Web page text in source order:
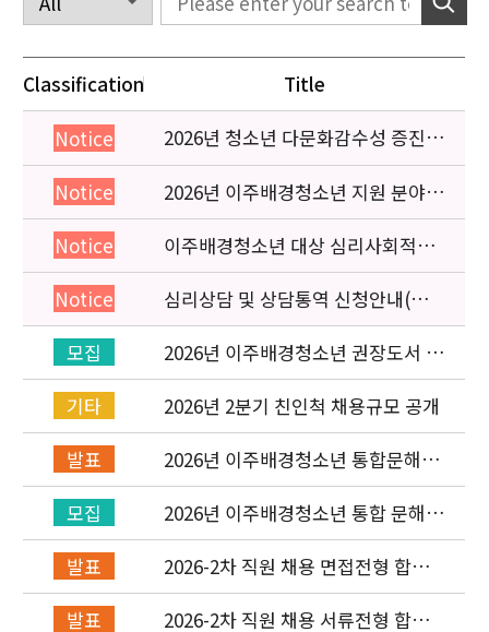
Classification Title
Notice
2026년 청소년 다문화감수성 증진
프로그램 「다가감」신청기관 안내
Notice
2026년 이주배경청소년 지원 분야
종사자 역량강화 교육 일정 안내
Notice
이주배경청소년 대상 심리사회적응
검사 연수동영상 개편 안내
Notice
심리상담 및 상담통역 신청안내(의뢰
서첨부)
모집
2026년 이주배경청소년 권장도서 목
록 구성을 위한 청소년 참여 이벤트
안내
기타
2026년 2분기 친인척 채용규모 공개
발표
2026년 이주배경청소년 통합문해력
교육지원사업 수행기관 선정 결과 발
표
모집
2026년 이주배경청소년 통합 문해력
교육지원 사업 위탁기관 신청 공고
발표
2026-2차 직원 채용 면접전형 합격
자 발표 및 적격심사 안내
발표
2026-2차 직원 채용 서류전형 합격